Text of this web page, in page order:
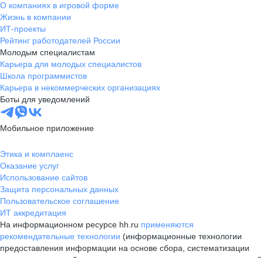
О компаниях в игровой форме
Жизнь в компании
ИТ-проекты
Рейтинг работодателей России
Молодым специалистам
Карьера для молодых специалистов
Школа программистов
Карьера в некоммерческих организациях
Боты для уведомлений
Мобильное приложение
Этика и комплаенс
Оказание услуг
Использование сайтов
Защита персональных данных
Пользовательское соглашение
ИТ аккредитация
На информационном ресурсе hh.ru применяются
рекомендательные технологии (информационные технологии
предоставления информации на основе сбора, систематизации